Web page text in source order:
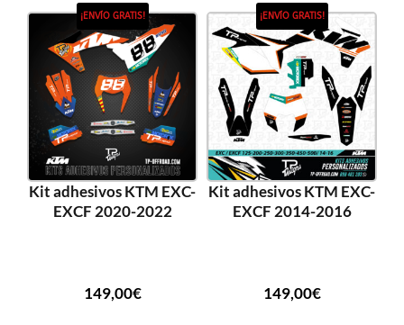
¡ENVÍO GRATIS!
Kit adhesivos KTM EXC-
EXCF 2020-2022
149,00€
¡ENVÍO GRATIS!
Kit adhesivos KTM EXC-
EXCF 2014-2016
149,00€